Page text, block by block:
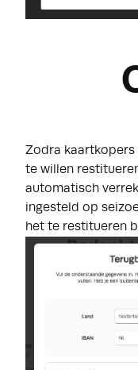
Zodra kaartkopers
te willen
automatisch
ingesteld op
het te restitueren